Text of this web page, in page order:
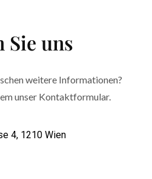
Sie uns
weitere Informationen?
unser Kontaktformular.
4, 1210 Wien